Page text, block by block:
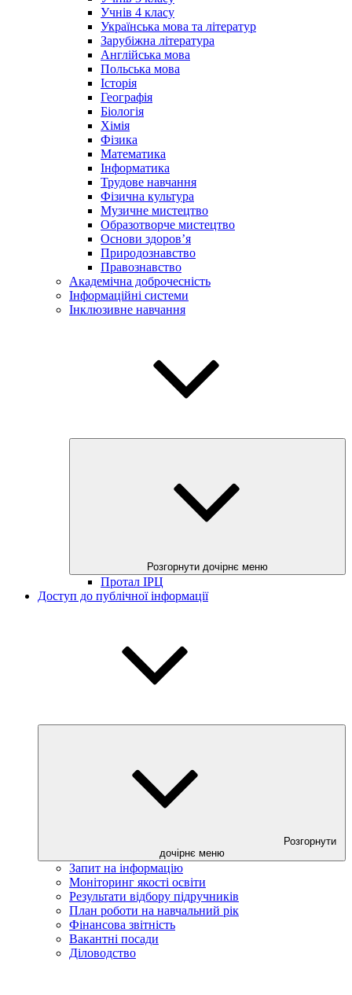
Учнів 4 класу
Українська мова та літератур
Зарубіжна література
Англійська мова
Польська мова
Історія
Географія
Біологія
Хімія
Фізика
Математика
Інформатика
Трудове навчання
Фізична культура
Музичне мистецтво
Образотворче мистецтво
Основи здоров’я
Природознавство
Правознавство
Академічна доброчесність
Інформаційні системи
Інклюзивне навчання
Розгорнути дочірнє меню
Протал ІРЦ
Доступ до публічної інформації
Розгорнути
дочірнє меню
Запит на інформацію
Моніторинг якості освіти
Результати відбору підручників
План роботи на навчальний рік
Фінансова звітність
Вакантні посади
Діловодство